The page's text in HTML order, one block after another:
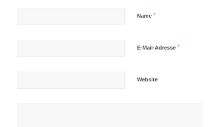
Name *
E-Mail-Adresse *
Website